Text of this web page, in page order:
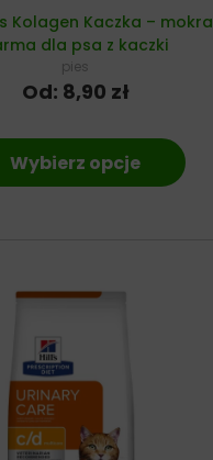
Kolagen Kaczka – mokra
dla psa z kaczki
pies
Od: 8,90 zł
Wybierz opcje